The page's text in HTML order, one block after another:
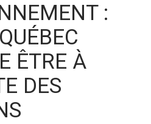
:
ÊTRE À
DES